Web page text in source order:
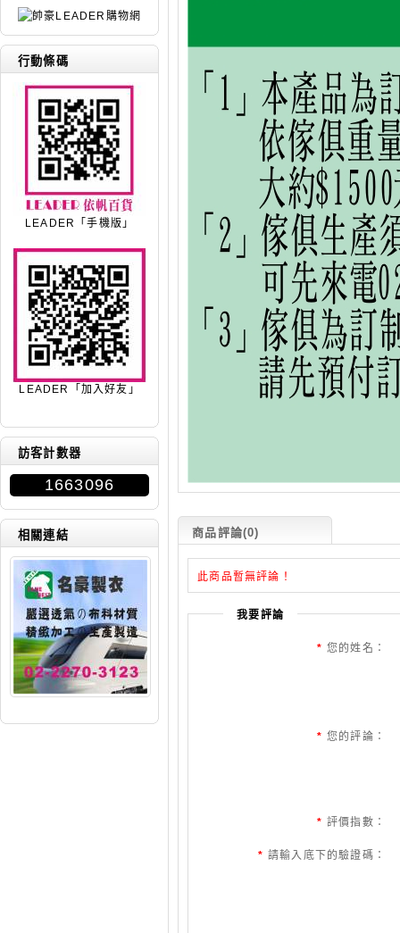
行動條碼
LEADER「手機版」
LEADER「加入好友」
訪客計數器
1663096
相關連結 商品評論(0)
此商品暫無評論！
我要評論
* 您的姓名：
* 您的評論：
* 評價指數：
* 請輸入底下的驗證碼：